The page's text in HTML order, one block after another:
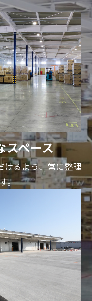
スペース
けるよう、常に整理
。